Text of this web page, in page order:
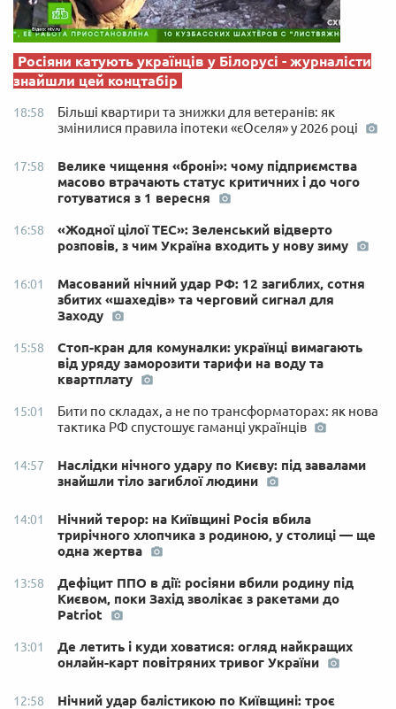
Росіяни катують українців у Білорусі - журналісти
знайшли цей концтабір
18:58
Більші квартири та знижки для ветеранів: як
змінилися правила іпотеки «єОселя» у 2026 році
17:58
Велике чищення «броні»: чому підприємства
масово втрачають статус критичних і до чого
готуватися з 1 вересня
16:58
«Жодної цілої ТЕС»: Зеленський відверто
розповів, з чим Україна входить у нову зиму
16:01
Масований нічний удар РФ: 12 загиблих, сотня
збитих «шахедів» та черговий сигнал для
Заходу
15:58
Стоп-кран для комуналки: українці вимагають
від уряду заморозити тарифи на воду та
квартплату
15:01
Бити по складах, а не по трансформаторах: як нова
тактика РФ спустошує гаманці українців
14:57
Наслідки нічного удару по Києву: під завалами
знайшли тіло загиблої людини
14:01
Нічний терор: на Київщині Росія вбила
трирічного хлопчика з родиною, у столиці — ще
одна жертва
13:58
Дефіцит ППО в дії: росіяни вбили родину під
Києвом, поки Захід зволікає з ракетами до
Patriot
13:01
Де летить і куди ховатися: огляд найкращих
онлайн-карт повітряних тривог України
12:58
Нічний удар балістикою по Київщині: троє